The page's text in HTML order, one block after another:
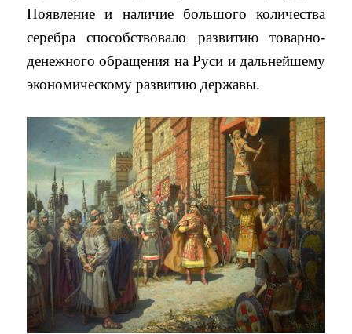
Появление и наличие большого количества
серебра способствовало развитию товарно-
денежного обращения на Руси и дальнейшему
экономическому развитию державы.